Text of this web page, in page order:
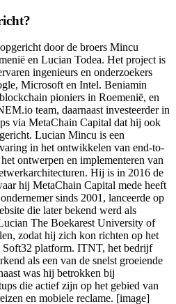
door de broers Mincu
en Lucian Todea. Het project is
ingenieurs en onderzoekers
Microsoft en Intel. Beniamin
pioniers in Roemenië, en
team, daarnaast investeerder in
via MetaChain Capital dat hij ook
Lucian Mincu is een
in het ontwikkelen van end-to-
ontwerpen en implementeren van
Hij is in 2016 de
hij MetaChain Capital mede heeft
sinds 2001, lanceerde op
die later bekend werd als
The Boekarest University of
zodat hij zich kon richten op het
Soft32 platform. ITNT, het bedrijf
als een van de snelst groeiende
was hij betrokken bij
die actief zijn op het gebied van
en mobiele reclame. [image]